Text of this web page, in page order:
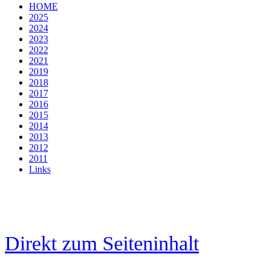
HOME
2025
2024
2023
2022
2021
2019
2018
2017
2016
2015
2014
2013
2012
2011
Links
Direkt zum Seiteninhalt